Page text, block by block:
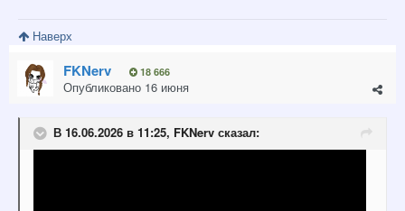
Наверх
FKNerv 18 666
Опубликовано 16 июня
В 16.06.2026 в 11:25, FKNerv сказал: